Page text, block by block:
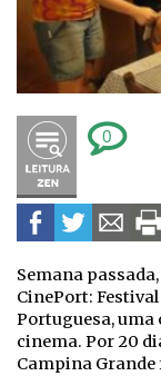
0
Semana
CinePort:
Portuguesa,
cinema. Por 20
Campina